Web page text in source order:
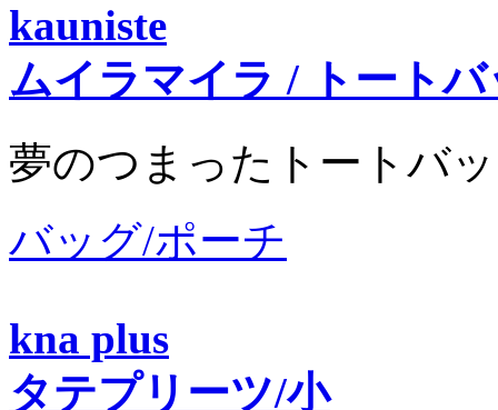
kauniste
ムイラマイラ / トート
夢のつまったトートバ
バッグ/ポーチ
kna plus
タテプリーツ/小